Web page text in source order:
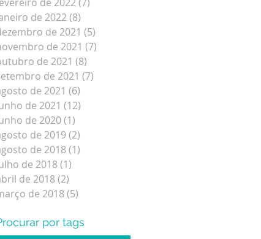
de 2022(8)
de 2021 (5)
de 2021 (7)
de 2021 (8)
de 2021 (7)
de 2021 (6)
de 2021 (12)
de 2020(1)
de 2019(2)
de 2018(1)
de 2018(1)
de 2018(2)
de 2018(5)
por tags